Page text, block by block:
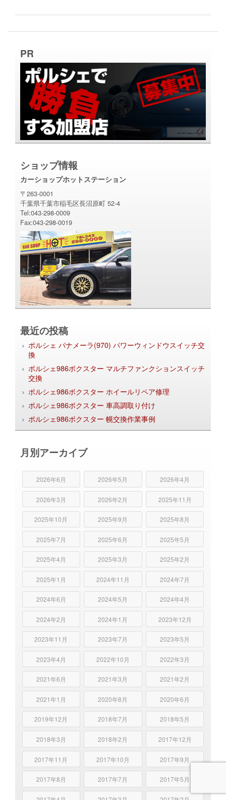
PR
ショップ情報
カーショップホットステーション
〒263-0001
千葉県千葉市稲毛区長沼原町 52-4
Tel:043-298-0009
Fax:043-298-0019
最近の投稿
ポルシェ パナメーラ(970) パワーウィンドウスイッチ交
換
ポルシェ986ボクスター マルチファンクションスイッチ
交換
ポルシェ986ボクスター ホイールリペア修理
ポルシェ986ボクスター 車高調取り付け
ポルシェ986ボクスター 幌交換作業事例
月別アーカイブ
2026年6月 2026年5月 2026年4月
2026年3月 2026年2月 2025年11月
2025年10月 2025年9月 2025年8月
2025年7月 2025年6月 2025年5月
2025年4月 2025年3月 2025年2月
2025年1月 2024年11月 2024年7月
2024年6月 2024年5月 2024年4月
2024年2月 2024年1月 2023年12月
2023年11月 2023年7月 2023年5月
2023年4月 2022年10月 2022年3月
2021年6月 2021年3月 2021年2月
2021年1月 2020年8月 2020年6月
2019年12月 2018年7月 2018年5月
2018年3月 2018年2月 2017年12月
2017年11月 2017年10月 2017年9月
2017年8月 2017年7月 2017年5月